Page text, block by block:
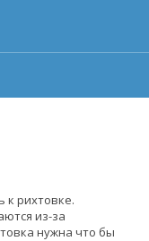
к рихтовке.
из-за
нужна что бы